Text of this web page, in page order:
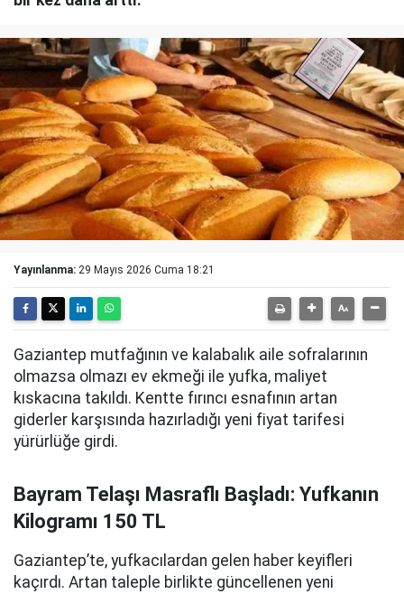
Yayınlanma: 29 Mayıs 2026 Cuma 18:21
Gaziantep mutfağının ve kalabalık aile sofralarının
olmazsa olmazı ev ekmeği ile yufka, maliyet
kıskacına takıldı. Kentte fırıncı esnafının artan
giderler karşısında hazırladığı yeni fiyat tarifesi
yürürlüğe girdi.
Bayram Telaşı Masraflı Başladı: Yufkanın
Kilogramı 150 TL
Gaziantep’te, yufkacılardan gelen haber keyifleri
kaçırdı. Artan taleple birlikte güncellenen yeni